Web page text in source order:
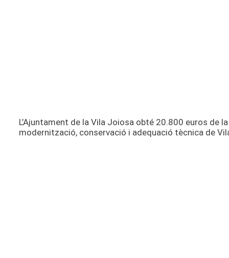
L’Ajuntament de la Vila Joiosa obté 20.800 euros de
modernització, conservació i adequació tècnica de